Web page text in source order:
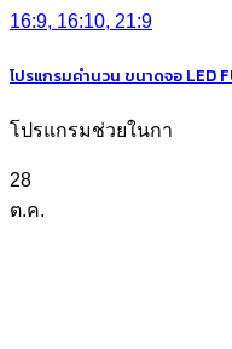
โปรแกรมคำนวน ขนาดจอ LED
โปรแกรมช่วยในกา
28
ต.ค.